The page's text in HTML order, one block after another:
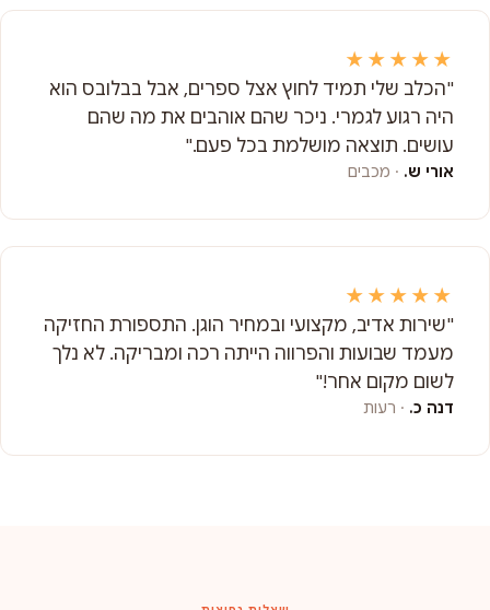
★★★★★
"הכלב שלי תמיד לחוץ אצל ספרים, אבל בבלובס הוא
היה רגוע לגמרי. ניכר שהם אוהבים את מה שהם
עושים. תוצאה מושלמת בכל פעם."
אורי ש. · מכבים
★★★★★
"שירות אדיב, מקצועי ובמחיר הוגן. התספורת החזיקה
מעמד שבועות והפרווה הייתה רכה ומבריקה. לא נלך
לשום מקום אחר!"
דנה כ. · רעות